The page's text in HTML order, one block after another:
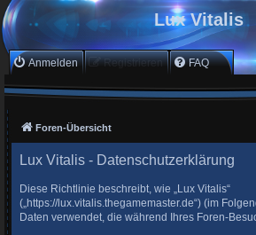
Lux Vitalis
Anmelden Registrieren FAQ
Foren-Übersicht
Lux Vitalis - Datenschutzerklärung
Diese Richtlinie beschreibt, wie „Lux Vitalis“
(„https://lux.vitalis.thegamemaster.de“) (im
Daten verwendet, die während Ihres Foren-